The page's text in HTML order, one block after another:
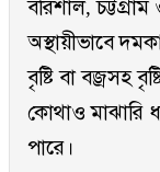
বরিশাল,
অস্থায়ীভাবে
বৃষ্টি বা বজ্রসহ
কোথাও মাঝারি
পারে।